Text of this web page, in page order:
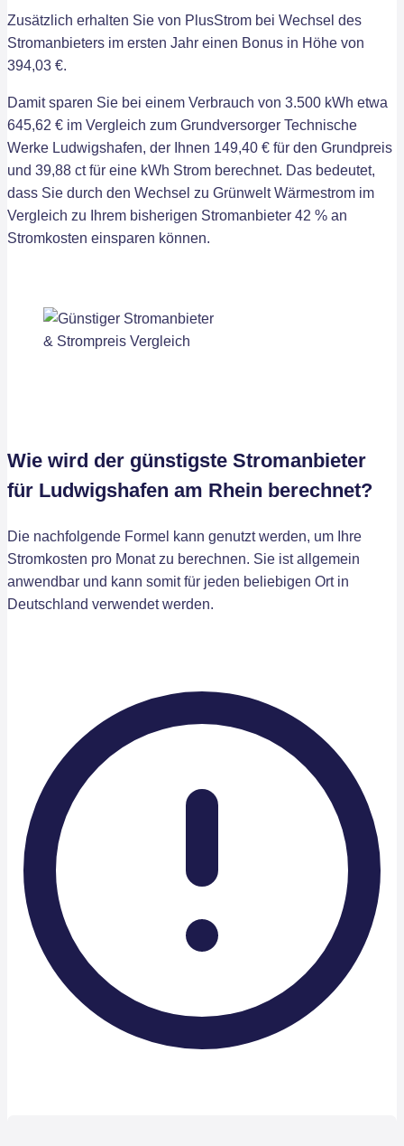
Zusätzlich erhalten Sie von PlusStrom bei Wechsel des
Stromanbieters im ersten Jahr einen Bonus in Höhe von
394,03 €.
Damit sparen Sie bei einem Verbrauch von 3.500 kWh etwa
645,62 € im Vergleich zum Grundversorger Technische
Werke Ludwigshafen, der Ihnen 149,40 € für den Grundpreis
und 39,88 ct für eine kWh Strom berechnet. Das bedeutet,
dass Sie durch den Wechsel zu Grünwelt Wärmestrom im
Vergleich zu Ihrem bisherigen Stromanbieter 42 % an
Stromkosten einsparen können.
Wie wird der günstigste Stromanbieter
für Ludwigshafen am Rhein berechnet?
Die nachfolgende Formel kann genutzt werden, um Ihre
Stromkosten pro Monat zu berechnen. Sie ist allgemein
anwendbar und kann somit für jeden beliebigen Ort in
Deutschland verwendet werden.